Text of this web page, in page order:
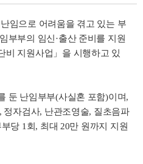
임으로 어려움을 겪고 있는 부
부부의 임신·출산 준비를 지원
비 지원사업」을 시행하고 있
둔 난임부부(사실혼 포함)이며,
정자검사, 난관조영술, 질초음파
당 1회, 최대 20만 원까지 지원